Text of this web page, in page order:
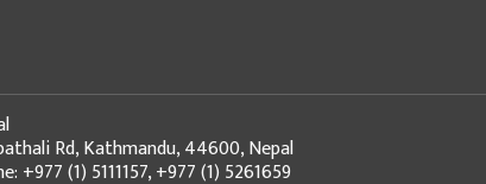
Rd, Kathmandu, 44600, Nepal
+977 (1) 5111157, +977 (1) 5261659